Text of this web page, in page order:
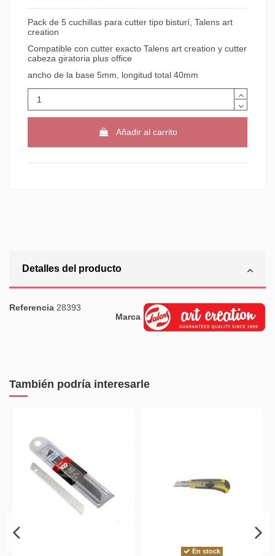
Pack de 5 cuchillas para cutter tipo bisturí, Talens art
creation
Compatible con cutter exacto Talens art creation y cutter
cabeza giratoria plus office
ancho de la base 5mm, longitud total 40mm
Añadir al carrito
Detalles del producto
Marca
Referencia 28393
También podría interesarle
En stock